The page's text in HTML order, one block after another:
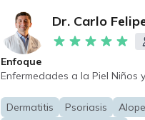
Dr. Carlo
Enfoque
Enfermedades a la Piel Niños
Dermatitis Psoriasis